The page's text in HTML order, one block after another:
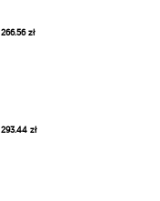
266.56 zł
293.44 zł